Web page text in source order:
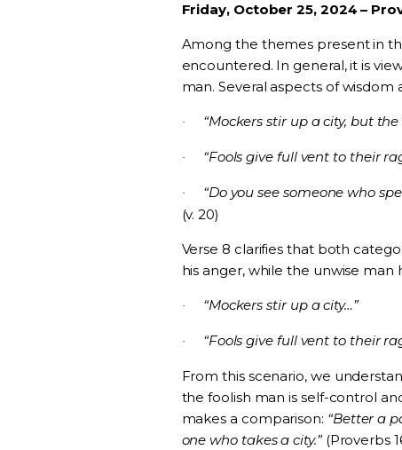
Friday, October 25, 2024 –
Among the themes present in
encountered. In general, it is
man. Several aspects of
· “Mockers stir up a city, but
· “Fools give full vent to their
·
“Do you see someone who
(v. 20)
Verse 8 clarifies that both
his anger, while the unwise
· “Mockers stir up a city…”
· “Fools give full vent to their
From this scenario, we
the foolish man is self-control
makes a comparison: “Better a
one who takes a city.”(Proverbs